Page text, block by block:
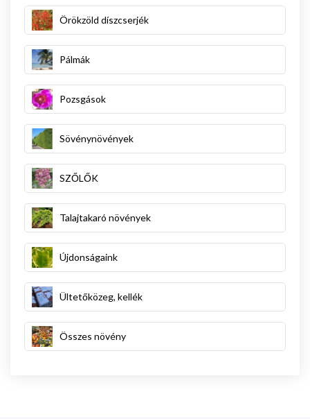
Örökzöld díszcserjék
Pálmák
Pozsgások
Sövénynövények
SZŐLŐK
Talajtakaró növények
Újdonságaink
Ültetőközeg, kellék
Összes növény